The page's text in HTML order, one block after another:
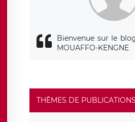
Bienvenue sur le
MOUAFFO-KENGNE
THÈMES DE PUBLICATIONS